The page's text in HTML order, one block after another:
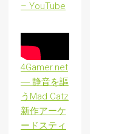
– YouTube
4Gamer.net
― 静音を謳
うMad Catz
新作アーケ
ードスティ